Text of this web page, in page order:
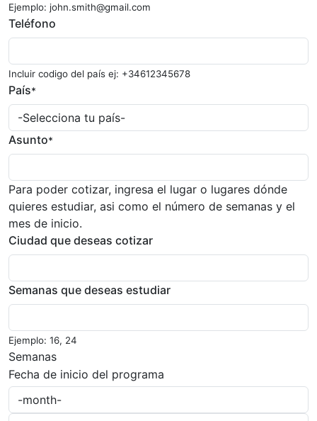
Ejemplo: john.smith@gmail.com
Teléfono
Incluir codigo del país ej: +34612345678
País*
Asunto*
Para poder cotizar, ingresa el lugar o lugares dónde
quieres estudiar, asi como el número de semanas y el
mes de inicio.
Ciudad que deseas cotizar
Semanas que deseas estudiar
Ejemplo: 16, 24
Semanas
Fecha de inicio del programa